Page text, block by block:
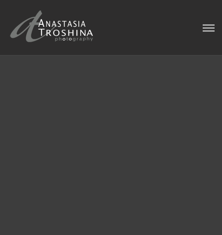
ГЛАВНАЯ
ФОТОИСТОРИИ